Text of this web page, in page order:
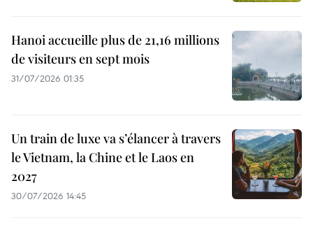
Hanoi accueille plus de 21,16 millions
de visiteurs en sept mois ​
31/07/2026 01:35
Un train de luxe va s’élancer à travers
le Vietnam, la Chine et le Laos en
2027
30/07/2026 14:45